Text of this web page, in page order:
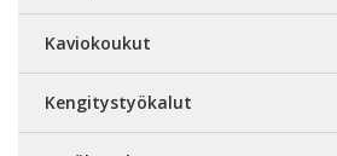
Kaviokoukut
Kengitystyökalut